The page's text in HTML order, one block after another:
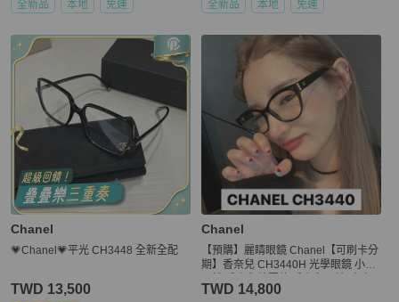
全新品 本地 免運 全新品 本地 免運
Chanel
💗Chanel💗平光 CH3448 全新全配
TWD 13,500
Chanel
【預購】麗睛眼鏡 Chanel【可刷卡分
期】香奈兒 CH3440H 光學眼鏡 小香
TWD 14,800